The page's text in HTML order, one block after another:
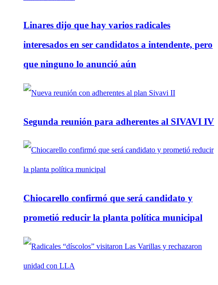
Linares dijo que hay varios radicales
interesados en ser candidatos a intendente, pero
que ninguno lo anunció aún
Segunda reunión para adherentes al SIVAVI IV
Chiocarello confirmó que será candidato y
prometió reducir la planta política municipal